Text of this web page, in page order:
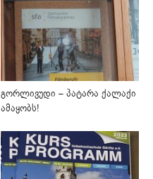
გორლივუდი – პატარა ქალაქი
ამაყობს!